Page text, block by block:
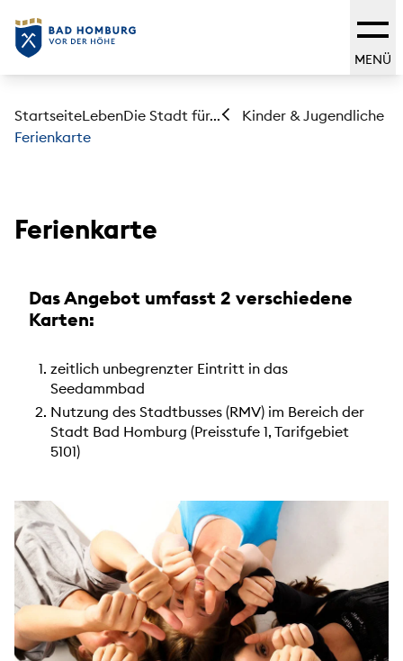
MENÜ
StartseiteLebenDie Stadt für...
Kinder & Jugendliche
Ferienkarte
Ferienkarte
Das Angebot umfasst 2 verschiedene
Karten:
zeitlich unbegrenzter Eintritt in das
Seedammbad
Nutzung des Stadtbusses (RMV) im Bereich der
Stadt Bad Homburg (Preisstufe 1, Tarifgebiet
5101)